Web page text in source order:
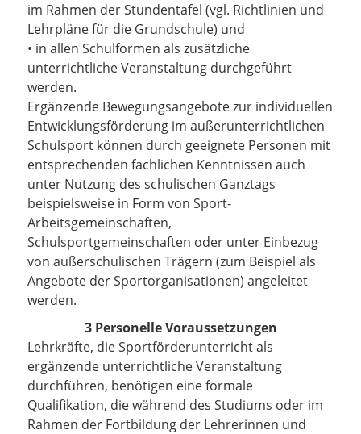
im Rahmen der Stundentafel (vgl. Richtlinien und
Lehrpläne für die Grundschule) und
• in allen Schulformen als zusätzliche
unterrichtliche Veranstaltung durchgeführt
werden.
Ergänzende Bewegungsangebote zur individuellen
Entwicklungsförderung im außerunterrichtlichen
Schulsport können durch geeignete Personen mit
entsprechenden fachlichen Kenntnissen auch
unter Nutzung des schulischen Ganztags
beispielsweise in Form von Sport-
Arbeitsgemeinschaften,
Schulsportgemeinschaften oder unter Einbezug
von außerschulischen Trägern (zum Beispiel als
Angebote der Sportorganisationen) angeleitet
werden.
3 Personelle Voraussetzungen
Lehrkräfte, die Sportförderunterricht als
ergänzende unterrichtliche Veranstaltung
durchführen, benötigen eine formale
Qualifikation, die während des Studiums oder im
Rahmen der Fortbildung der Lehrerinnen und